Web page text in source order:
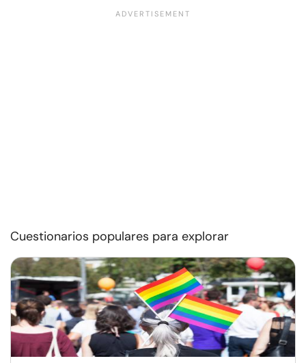
Cuestionarios populares para explorar